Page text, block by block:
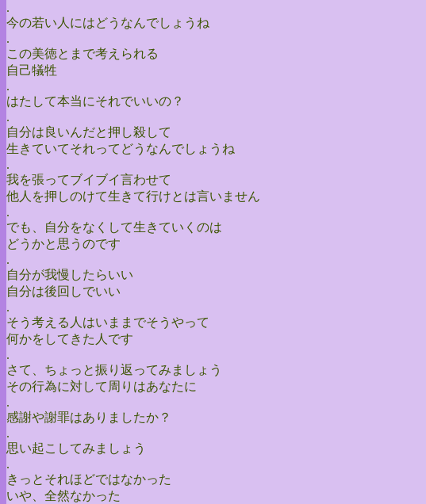
.
今の若い人にはどうなんでしょうね
.
この美徳とまで考えられる
自己犠牲
.
はたして本当にそれでいいの？
.
自分は良いんだと押し殺して
生きていてそれってどうなんでしょうね
.
我を張ってブイブイ言わせて
他人を押しのけて生きて行けとは言いません
.
でも、自分をなくして生きていくのは
どうかと思うのです
.
自分が我慢したらいい
自分は後回しでいい
.
そう考える人はいままでそうやって
何かをしてきた人です
.
さて、ちょっと振り返ってみましょう
その行為に対して周りはあなたに
.
感謝や謝罪はありましたか？
.
思い起こしてみましょう
.
きっとそれほどではなかった
いや、全然なかった